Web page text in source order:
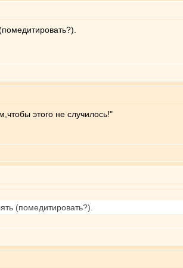
этого не случилось!"
(помедитировать?).